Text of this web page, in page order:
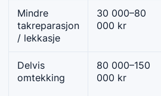
Mindre
takreparasjon
/ lekkasje
30 000–80
000 kr
Delvis
omtekking
80 000–150
000 kr